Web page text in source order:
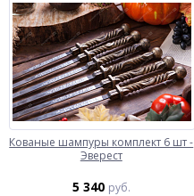
Кованые шампуры комплект 6 шт -
Эверест
5 340 руб.